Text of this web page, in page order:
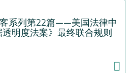
系列第22篇——美国法律中
明度法案》最终联合规则